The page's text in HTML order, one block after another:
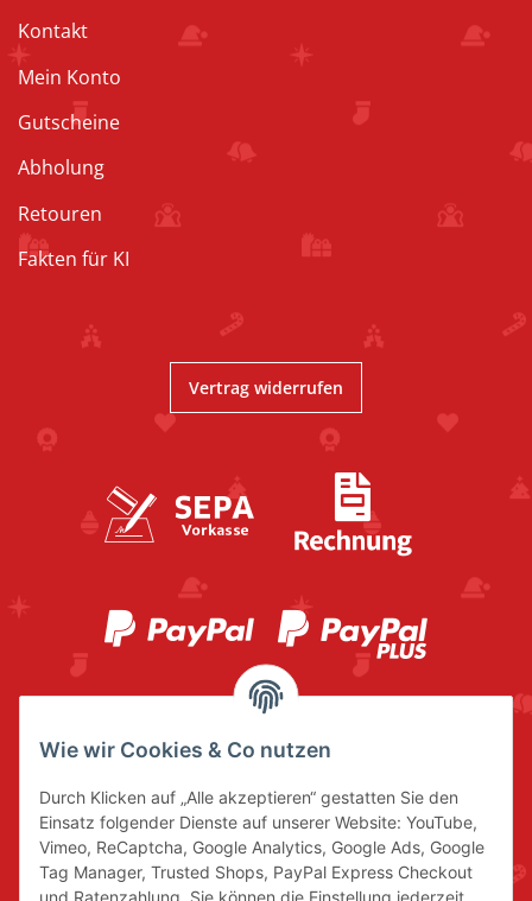
Kontakt
Mein Konto
Gutscheine
Abholung
Retouren
Fakten für KI
Vertrag widerrufen
Wie wir Cookies & Co nutzen
Durch Klicken auf „Alle akzeptieren“ gestatten Sie den
Einsatz folgender Dienste auf unserer Website: YouTube,
Vimeo, ReCaptcha, Google Analytics, Google Ads, Google
Tag Manager, Trusted Shops, PayPal Express Checkout